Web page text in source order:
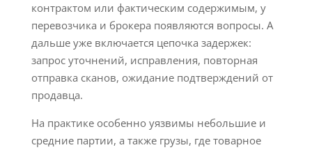
контрактом или фактическим содержимым, у
перевозчика и брокера появляются вопросы. А
дальше уже включается цепочка задержек:
запрос уточнений, исправления, повторная
отправка сканов, ожидание подтверждений от
продавца.
На практике особенно уязвимы небольшие и
средние партии, а также грузы, где товарное